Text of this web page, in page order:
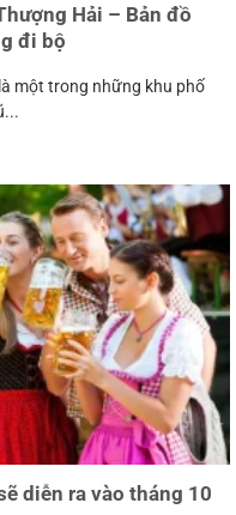
Hải – Bản đồ
đi bộ
một trong những khu phố
diễn ra vào tháng 10